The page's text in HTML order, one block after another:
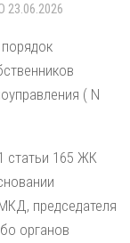
23.06.2026
( N
статьи 165 ЖК
председателя
органов